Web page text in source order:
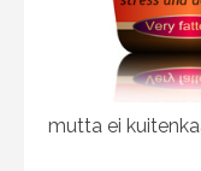
mutta ei